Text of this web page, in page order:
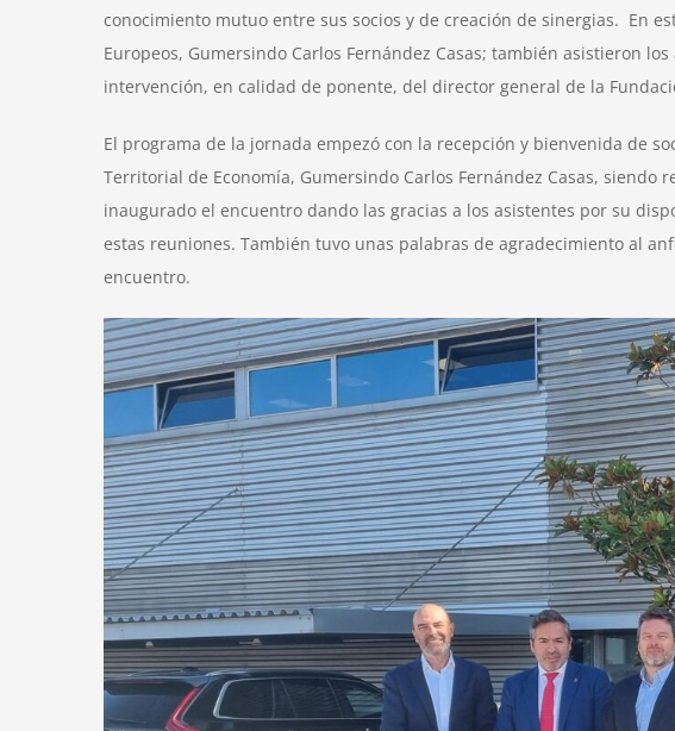
conocimiento mutuo entre sus socios y de creación de sinergias. En
Europeos, Gumersindo Carlos Fernández Casas; también asistieron
intervención, en calidad de ponente, del director general de la
El programa de la jornada empezó con la recepción y bienvenida de
Territorial de Economía, Gumersindo Carlos Fernández Casas, siendo
inaugurado el encuentro dando las gracias a los asistentes por su
estas reuniones. También tuvo unas palabras de agradecimiento al
encuentro.